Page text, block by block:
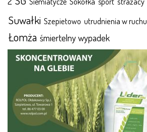
Suwałki Szepietowo utrudnienia w ruchu
Łomża śmiertelny wypadek